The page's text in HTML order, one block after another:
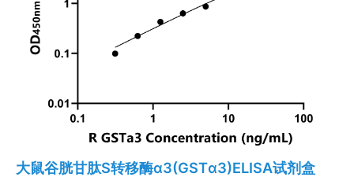
大鼠谷胱甘肽S转移酶α3(GSTα3)ELISA试剂盒